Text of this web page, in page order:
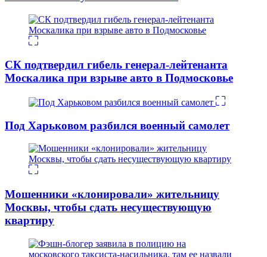
СК подтвердил гибель генерал-лейтенанта
Москалика при взрыве авто в Подмосковье
Под Харьковом разбился военный самолет
Мошенники «клонировали» жительницу
Москвы, чтобы сдать несуществующую
квартиру